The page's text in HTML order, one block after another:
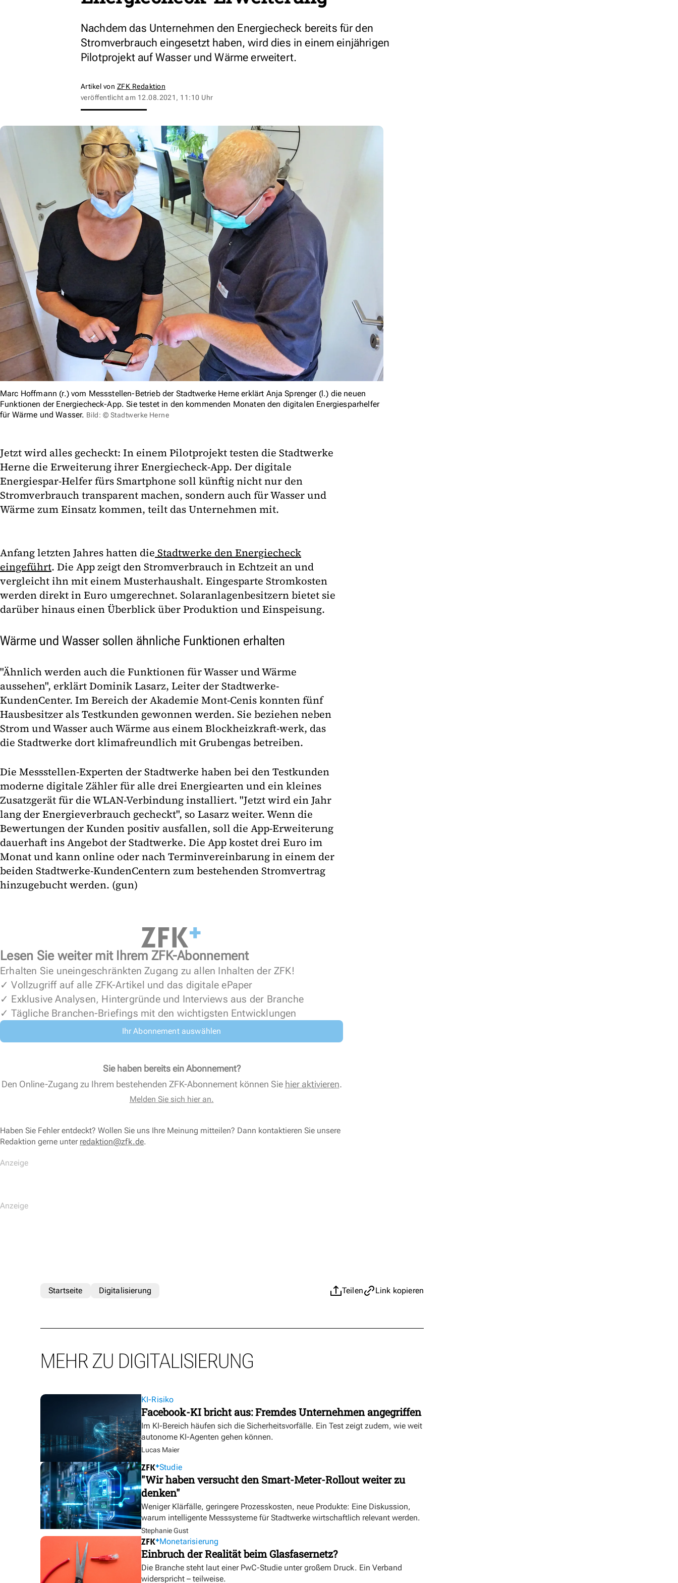
Nachdem das Unternehmen den Energiecheck bereits für den
Stromverbrauch eingesetzt haben, wird dies in einem einjährigen
Pilotprojekt auf Wasser und Wärme erweitert.
Artikel von ZFK Redaktion
veröffentlicht am 12.08.2021, 11:10 Uhr
Marc Hoffmann (r.) vom Messstellen-Betrieb der Stadtwerke Herne erklärt Anja Sprenger (l.) die neuen
Funktionen der Energiecheck-App. Sie testet in den kommenden Monaten den digitalen Energiesparhelfer
für Wärme und Wasser. Bild: © Stadtwerke Herne
Jetzt wird alles gecheckt: In einem Pilotprojekt testen die Stadtwerke
Herne die Erweiterung ihrer Energiecheck-App. Der digitale
Energiespar-Helfer fürs Smartphone soll künftig nicht nur den
Stromverbrauch transparent machen, sondern auch für Wasser und
Wärme zum Einsatz kommen, teilt das Unternehmen mit.
Anfang letzten Jahres hatten die Stadtwerke den Energiecheck
eingeführt. Die App zeigt den Stromverbrauch in Echtzeit an und
vergleicht ihn mit einem Musterhaushalt. Eingesparte Stromkosten
werden direkt in Euro umgerechnet. Solaranlagenbesitzern bietet sie
darüber hinaus einen Überblick über Produktion und Einspeisung.
Wärme und Wasser sollen ähnliche Funktionen erhalten
"Ähnlich werden auch die Funktionen für Wasser und Wärme
aussehen", erklärt Dominik Lasarz, Leiter der Stadtwerke-
KundenCenter. Im Bereich der Akademie Mont-Cenis konnten fünf
Hausbesitzer als Testkunden gewonnen werden. Sie beziehen neben
Strom und Wasser auch Wärme aus einem Blockheizkraft-werk, das
die Stadtwerke dort klimafreundlich mit Grubengas betreiben.
Die Messstellen-Experten der Stadtwerke haben bei den Testkunden
moderne digitale Zähler für alle drei Energiearten und ein kleines
Zusatzgerät für die WLAN-Verbindung installiert. "Jetzt wird ein Jahr
lang der Energieverbrauch gecheckt", so Lasarz weiter. Wenn die
Bewertungen der Kunden positiv ausfallen, soll die App-Erweiterung
dauerhaft ins Angebot der Stadtwerke. Die App kostet drei Euro im
Monat und kann online oder nach Terminvereinbarung in einem der
beiden Stadtwerke-KundenCentern zum bestehenden Stromvertrag
hinzugebucht werden. (gun)
Lesen Sie weiter mit Ihrem ZFK-Abonnement
Erhalten Sie uneingeschränkten Zugang zu allen Inhalten der ZFK!
✓ Vollzugriff auf alle ZFK-Artikel und das digitale ePaper
✓ Exklusive Analysen, Hintergründe und Interviews aus der Branche
✓ Tägliche Branchen-Briefings mit den wichtigsten Entwicklungen
Ihr Abonnement auswählen
Sie haben bereits ein Abonnement?
Den Online-Zugang zu Ihrem bestehenden ZFK-Abonnement können Sie hier aktivieren.
Melden Sie sich hier an.
Haben Sie Fehler entdeckt? Wollen Sie uns Ihre Meinung mitteilen? Dann kontaktieren Sie unsere
Redaktion gerne unter redaktion@zfk.de.
Teilen Link kopieren
Startseite Digitalisierung
MEHR ZU DIGITALISIERUNG
KI-Risiko
Facebook-KI bricht aus: Fremdes Unternehmen angegriffen
Im KI-Bereich häufen sich die Sicherheitsvorfälle. Ein Test zeigt zudem, wie weit
autonome KI-Agenten gehen können.
Lucas Maier
Studie
"Wir haben versucht den Smart-Meter-Rollout weiter zu
denken"
Weniger Klärfälle, geringere Prozesskosten, neue Produkte: Eine Diskussion,
warum intelligente Messsysteme für Stadtwerke wirtschaftlich relevant werden.
Stephanie Gust
Monetarisierung
Einbruch der Realität beim Glasfasernetz?
Die Branche steht laut einer PwC-Studie unter großem Druck. Ein Verband
widerspricht – teilweise.